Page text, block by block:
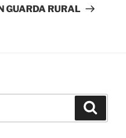
GUARDA RURAL